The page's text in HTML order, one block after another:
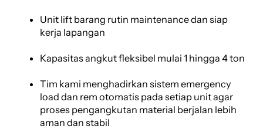
Unit lift barang rutin maintenance dan siap
kerja lapangan
Kapasitas angkut fleksibel mulai 1 hingga 4 ton
Tim kami menghadirkan sistem emergency
load dan rem otomatis pada setiap unit agar
proses pengangkutan material berjalan lebih
aman dan stabil